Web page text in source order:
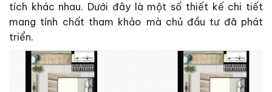
tích khác nhau. Dưới đây là một số thiết kế chi tiết
mang tính chất tham khảo mà chủ đầu tư đã phát
triển.